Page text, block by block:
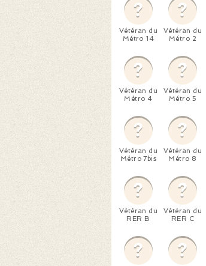
Vétéran du
Métro 14
Vétéran du
Métro 2
Vétéran du
Métro 4
Vétéran du
Métro 5
Vétéran du
Métro 7bis
Vétéran du
Métro 8
Vétéran du
RER B
Vétéran du
RER C